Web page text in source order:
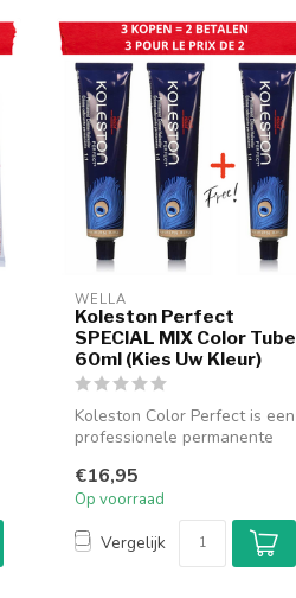
WELLA
Koleston Perfect
SPECIAL MIX Color Tube
60ml (Kies Uw Kleur)
Koleston Color Perfect is een
professionele permanente
€16,95
Op voorraad
Vergelijk